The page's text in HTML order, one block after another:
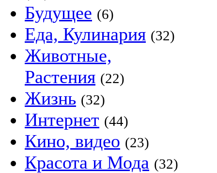
Будущее (6)
Еда, Кулинария (32)
Животные,
Растения (22)
Жизнь (32)
Интернет (44)
Кино, видео (23)
Красота и Мода (32)